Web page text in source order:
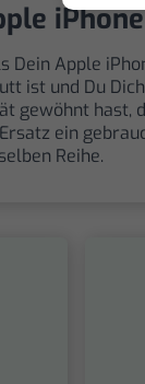
Dein Apple
ist und Du
gewöhnt hast,
ein
Reihe.